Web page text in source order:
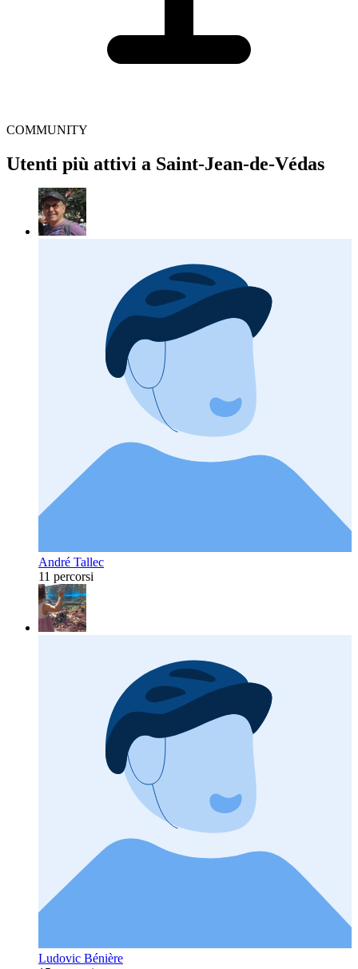
COMMUNITY
Utenti più attivi a Saint-Jean-de-Védas
André Tallec
11 percorsi
Ludovic Bénière